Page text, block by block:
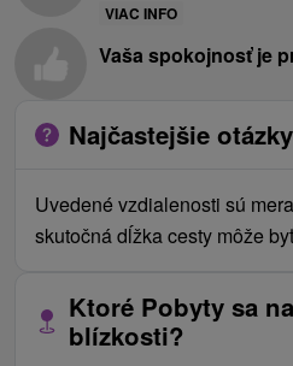
VIAC INFO
Vaša spokojnosť je
Najčastejšie
Uvedené vzdialenosti sú
skutočná dĺžka cesty môže
Ktoré Pobyty sa
blízkosti?